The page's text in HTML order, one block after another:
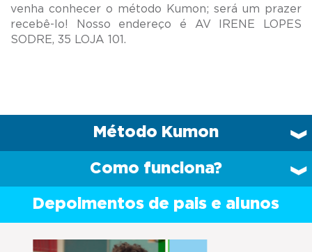
venha conhecer o método Kumon; será um prazer
recebê-lo! Nosso endereço é AV IRENE LOPES
Método Kumon
Como funciona?
Depoimentos de pais e alunos